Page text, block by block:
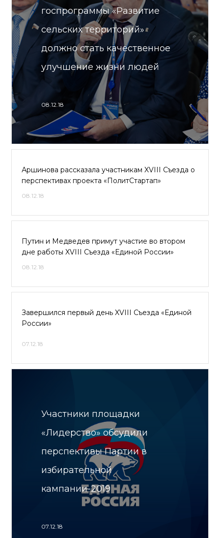
госпрограммы «Развитие
сельских территорий»
должно стать качественное
улучшение жизни людей
08.12.18
Аршинова рассказала участникам XVIII Съезда о
перспективах проекта «ПолитСтартап»
08.12.18
Путин и Медведев примут участие во втором
дне работы XVIII Съезда «Единой России»
08.12.18
Завершился первый день XVIII Съезда «Единой
России»
07.12.18
Участники площадки
«Лидерство» обсудили
перспективы Партии в
избирательной
кампании-2019
07.12.18